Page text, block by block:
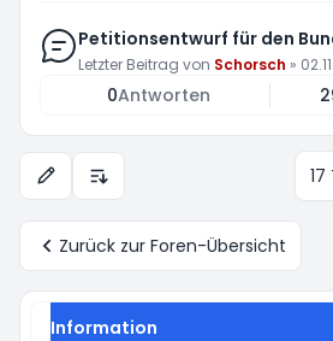
Petitionsentwurf für den
Letzter Beitrag von Schorsch »
0Antworten
Anzeige- und Sortierungs-
Zurück zur Foren-Übersicht
Information